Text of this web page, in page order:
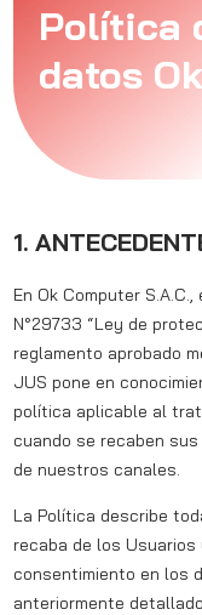
Política
datos
1.
En Ok Computer
N°29733 “Ley de
reglamento aprobado
JUS pone en
política aplicable al
cuando se recaben
de nuestros canales.
La Política describe
recaba de los
consentimiento en los
anteriormente